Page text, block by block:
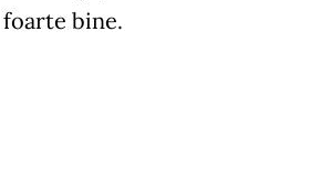
foarte bine.